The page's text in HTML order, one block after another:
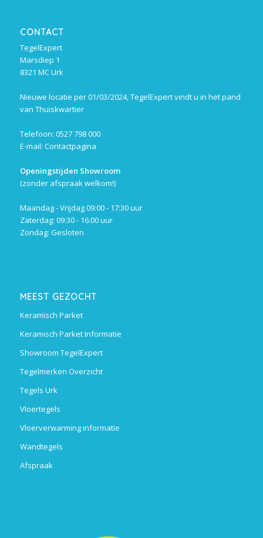
CONTACT
TegelExpert
Marsdiep 1
8321 MC Urk
Nieuwe locatie per 01/03/2024, TegelExpert vindt u in het pand
van Thuiskwartier
Telefoon: 0527 798 000
E-mail: Contactpagina
Openingstijden Showroom
(zonder afspraak welkom!)
Maandag - Vrijdag 09:00 - 17:30 uur
Zaterdag: 09:30 - 16:00 uur
Zondag: Gesloten
MEEST GEZOCHT
Keramisch Parket
Keramisch Parket Informatie
Showroom TegelExpert
Tegelmerken Overzicht
Tegels Urk
Vloertegels
Vloerverwarming informatie
Wandtegels
Afspraak